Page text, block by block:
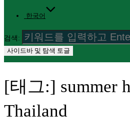
한국어
검색:
사이드바 및 탐색 토글
[태그:] summer
Thailand